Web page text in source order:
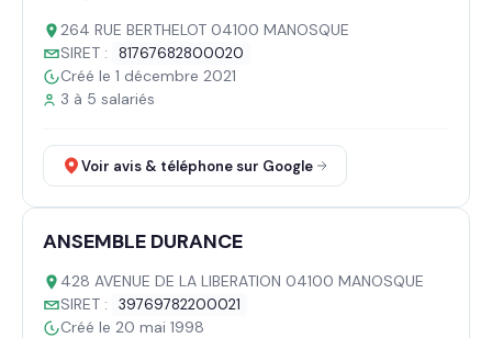
264 RUE BERTHELOT 04100 MANOSQUE
SIRET :
81767682800020
Créé le 1 décembre 2021
3 à 5 salariés
Voir avis & téléphone sur Google
ANSEMBLE DURANCE
428 AVENUE DE LA LIBERATION 04100 MANOSQUE
SIRET :
39769782200021
Créé le 20 mai 1998